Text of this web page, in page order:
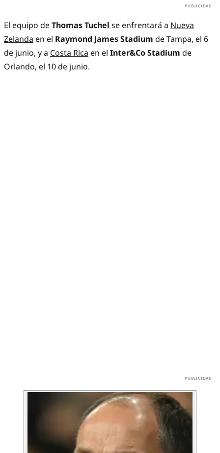
El equipo deThomas Tuchel se enfrentará a Nueva
Zelanda en el Raymond James Stadium de Tampa, el 6
de junio, y a Costa Rica en el Inter&Co Stadium de
Orlando, el 10 de junio.